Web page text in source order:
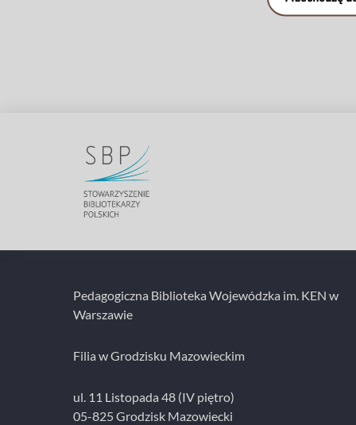
Pedagogiczna Biblioteka Wojewódzka im. KEN w
Warszawie
Filia w Grodzisku Mazowieckim
ul. 11 Listopada 48 (IV piętro)
05-825 Grodzisk Mazowiecki